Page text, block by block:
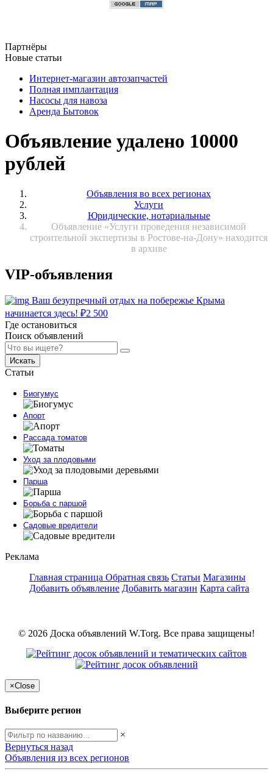
Партнёры
Новые статьи
Интернет-магазин автозапчастей
Полная имплантация
Насосы для навоза
Аренда Бытовок
Объявление удалено 10000
рублей
Объявления во всех регионах
Услуги
Юридические, нотариальные
Объявление «Услуги проведения независимой
строительной экспертизы в Ростове-на-Дону» находится
в архиве
VIP-объявления
Ваш безупречный отдых на побережье Крыма
начинается здесь! ₽2 500
Где остановиться
Поиск объявлений
Искать
Статьи
Биогумус
Апорт
Рассада томатов
Уход за плодовыми
Парша
Борьба с паршой
Садовые вредители
Реклама
Главная страница Обратная связь Статьи Магазины
Добавить объявление Добавить магазин Карта сайта
© 2026 Доска объявлений W.Torg. Все права защищены!
×Close
Выберите регион
×
Вернуться назад
Объявления из всех регионов